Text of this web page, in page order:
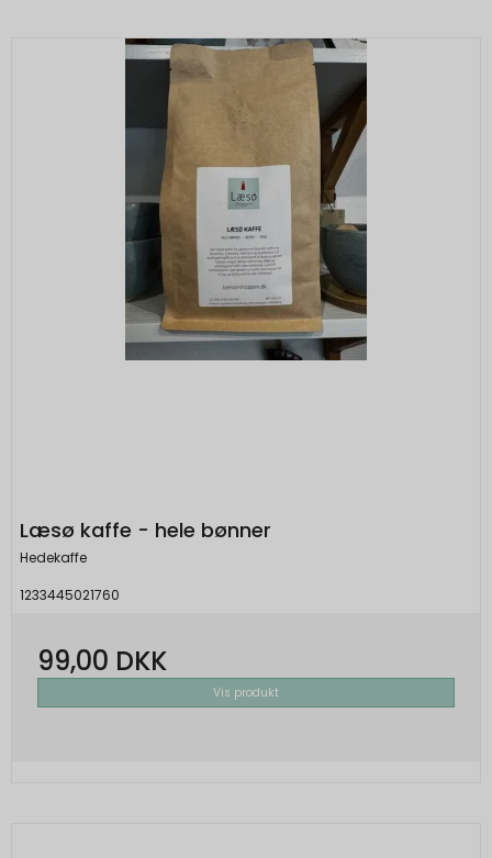
Læsø kaffe - hele bønner
Hedekaffe
1233445021760
99,00 DKK
Vis produkt